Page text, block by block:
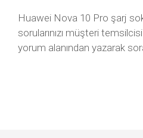
Huawei Nova 10 Pro şarj
sorularınızı müşteri
yorum alanından yazarak